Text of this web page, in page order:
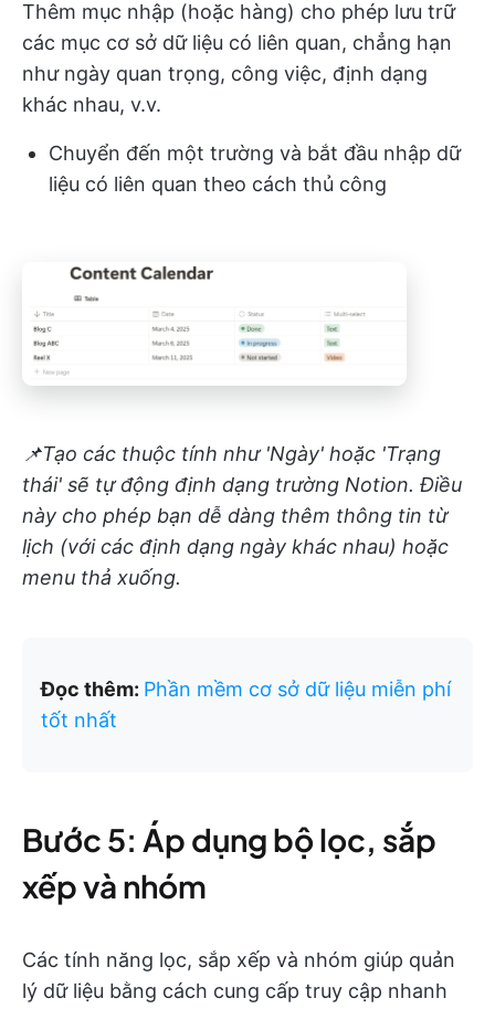
Thêm mục nhập (hoặc hàng) cho phép lưu trữ
các mục cơ sở dữ liệu có liên quan, chẳng hạn
như ngày quan trọng, công việc, định dạng
khác nhau, v.v.
Chuyển đến một trường và bắt đầu nhập dữ
liệu có liên quan theo cách thủ công
📌Tạo các thuộc tính như 'Ngày' hoặc 'Trạng
thái' sẽ tự động định dạng trường Notion. Điều
này cho phép bạn dễ dàng thêm thông tin từ
lịch (với các định dạng ngày khác nhau) hoặc
menu thả xuống.
Đọc thêm: Phần mềm cơ sở dữ liệu miễn phí
tốt nhất
Bước 5: Áp dụng bộ lọc, sắp
xếp và nhóm
Các tính năng lọc, sắp xếp và nhóm giúp quản
lý dữ liệu bằng cách cung cấp truy cập nhanh